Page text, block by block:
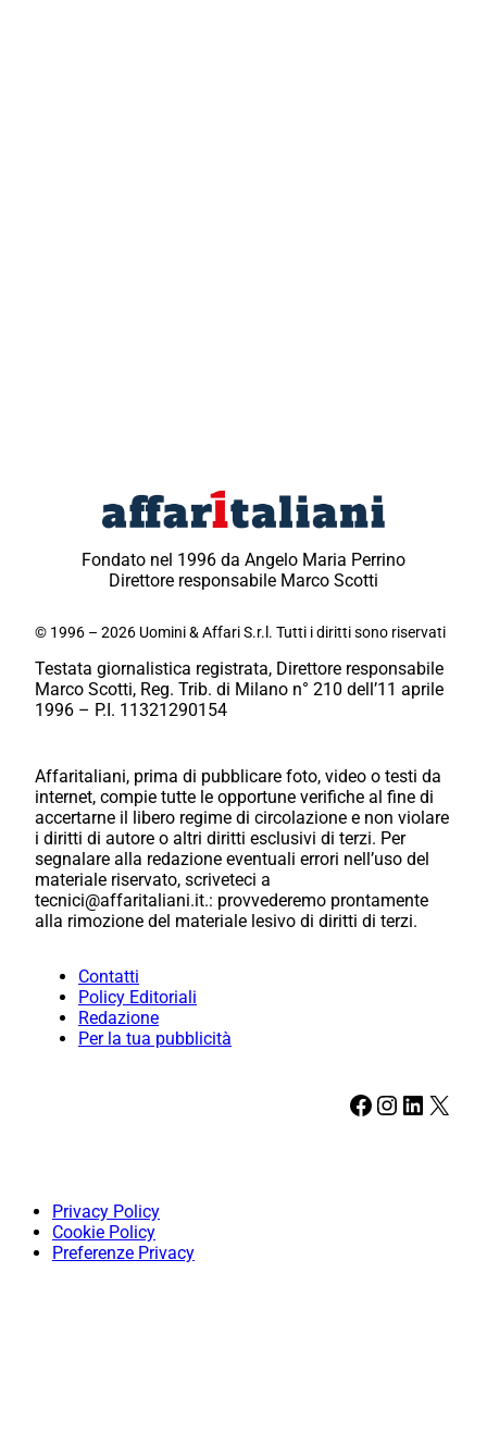
Fondato nel 1996 da Angelo Maria Perrino
Direttore responsabile Marco Scotti
© 1996 – 2026 Uomini & Affari S.r.l. Tutti i diritti sono riservati
Testata giornalistica registrata, Direttore responsabile
Marco Scotti, Reg. Trib. di Milano n° 210 dell’11 aprile
1996 – P.I. 11321290154
Affaritaliani, prima di pubblicare foto, video o testi da
internet, compie tutte le opportune verifiche al fine di
accertarne il libero regime di circolazione e non violare
i diritti di autore o altri diritti esclusivi di terzi. Per
segnalare alla redazione eventuali errori nell’uso del
materiale riservato, scriveteci a
tecnici@affaritaliani.it.: provvederemo prontamente
alla rimozione del materiale lesivo di diritti di terzi.
Contatti
Policy Editoriali
Redazione
Per la tua pubblicità
Facebook Instagram LinkedIn X
Privacy Policy
Cookie Policy
Preferenze Privacy